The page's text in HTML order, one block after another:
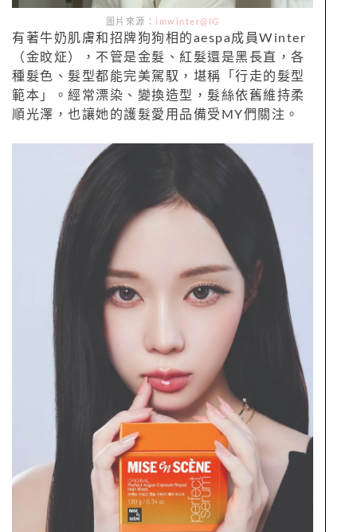
圖片來源： imwinter@IG
有著牛奶肌膚和招牌狗狗相的aespa成員Winter
（金旼炡），不管是金髮、紅髮還是黑長直，各
種髮色、髮型都能完美駕馭，堪稱「行走的髮型
範本」。經常漂染、變換造型，髮絲依舊維持柔
順光澤，也讓她的護髮愛用品備受MY們關注。